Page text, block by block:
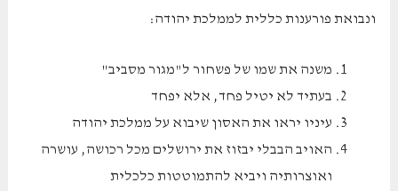
ונבואת פורענות כללית לממלכת יהודה:
משנה את שמו של פשחור ל"מגור מסביב"
בעתיד לא יטיל פחד, אלא יפחד
עיניו יראו את האסון שיבוא על ממלכת יהודה
האויב הבבלי יבזוז את ירושלים מכל רכושה, עושרה
ואוצרותיה ויביא להתמוטטות כלכלית